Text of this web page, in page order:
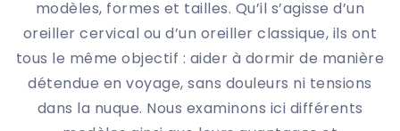
modèles, formes et tailles. Qu’il s’agisse d’un
oreiller cervical ou d’un oreiller classique, ils ont
tous le même objectif : aider à dormir de manière
détendue en voyage, sans douleurs ni tensions
dans la nuque. Nous examinons ici différents